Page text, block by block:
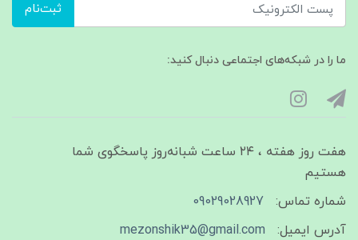
ثبت‌نام
ما را در شبکه‌های اجتماعی دنبال کنید:
هفت روز هفته ، ۲۴ ساعت شبانه‌روز پاسخگوی شما
هستیم
شماره تماس:
09029028927
آدرس ایمیل:
mezonshik35@gmail.com